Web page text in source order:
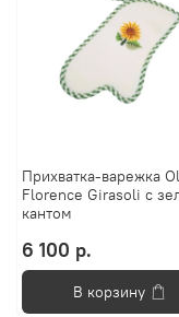
Прихватка-варежка
Florence Girasoli с
кантом
6 100 р.
В корзину